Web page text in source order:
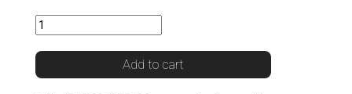
Add to cart